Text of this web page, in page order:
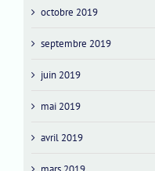
octobre 2019
septembre 2019
juin 2019
mai 2019
avril 2019